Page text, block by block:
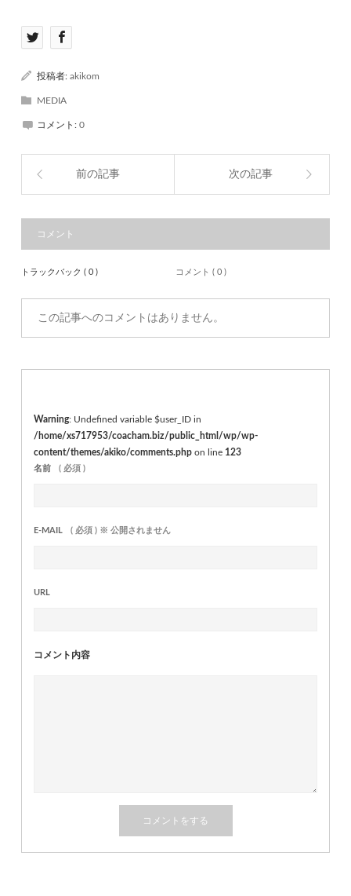
投稿者:akikom
MEDIA
コメント:0
前の記事 次の記事
コメント
トラックバック ( 0 ) コメント ( 0 )
この記事へのコメントはありません。
Warning : Undefined variable $user_ID in
/home/xs717953/coacham.biz/public_html/wp/wp-
content/themes/akiko/comments.php on line 123
名前 ( 必須 )
E-MAIL ( 必須 ) ※ 公開されません
URL
コメント内容